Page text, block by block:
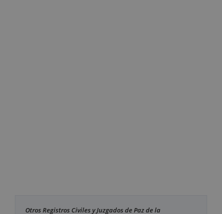
Otros Registros Civiles y Juzgados de Paz de la